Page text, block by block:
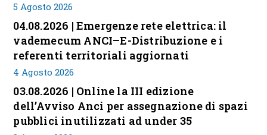
5 Agosto 2026
04.08.2026 | Emergenze rete elettrica: il
vademecum ANCI–E-Distribuzione e i
referenti territoriali aggiornati
4 Agosto 2026
03.08.2026 | Online la III edizione
dell’Avviso Anci per assegnazione di spazi
pubblici inutilizzati ad under 35